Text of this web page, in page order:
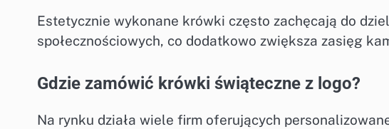
Estetycznie wykonane krówki często zachęcają do
społecznościowych, co dodatkowo zwiększa zasięg
Gdzie zamówić krówki świąteczne z logo?
Na rynku działa wiele firm oferujących